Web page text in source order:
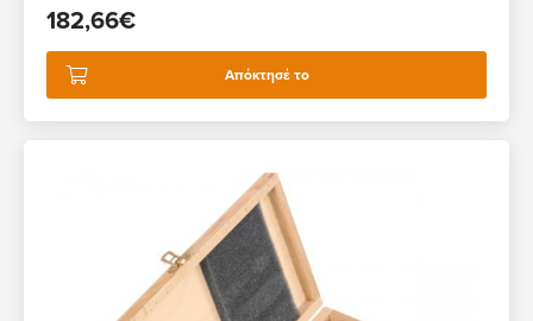
182,66€
Απόκτησέ το